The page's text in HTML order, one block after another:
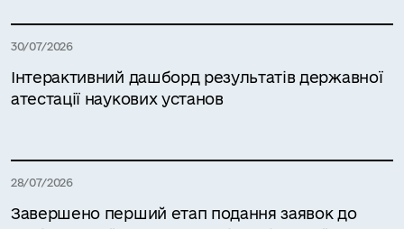
30/07/2026
Інтерактивний дашборд результатів державної
атестації наукових установ
28/07/2026
Завершено перший етап подання заявок до